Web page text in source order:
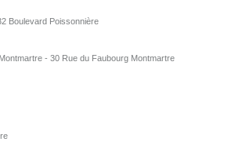
Boulevard Poissonnière
- 30 Rue du Faubourg Montmartre